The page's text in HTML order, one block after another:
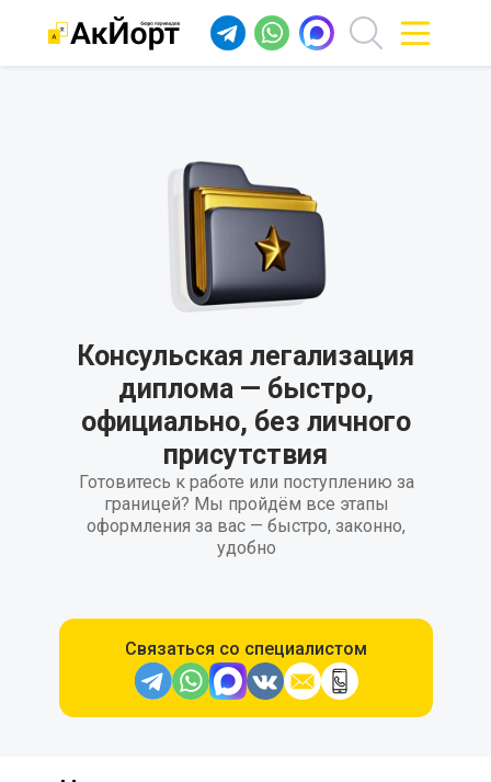
Консульская легализация
диплома — быстро,
официально, без личного
присутствия
Готовитесь к работе или поступлению за
границей? Мы пройдём все этапы
оформления за вас — быстро, законно,
удобно
Связаться со специалистом